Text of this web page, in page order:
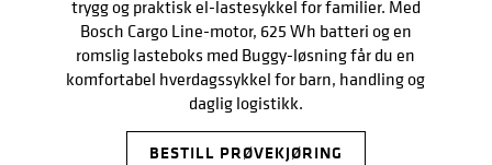
trygg og praktisk el-lastesykkel for familier. Med
Bosch Cargo Line-motor, 625 Wh batteri og en
romslig lasteboks med Buggy-løsning får du en
komfortabel hverdagssykkel for barn, handling og
daglig logistikk.
BESTILL PRØVEKJØRING